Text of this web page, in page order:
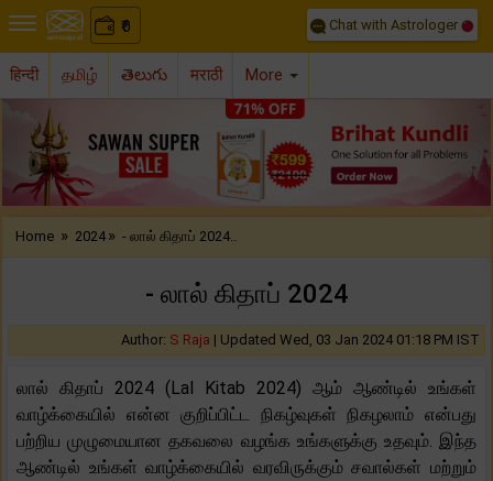
₹
0 Chat with Astrologer
हिन्दी தமிழ் తెలుగు मराठी More
Previous
Home » 2024 » - லால் கிதாப் 2024..
- லால் கிதாப் 2024
Author: S Raja | Updated Wed, 03 Jan 2024 01:18 PM IST
லால் கிதாப் 2024 (Lal Kitab 2024) ஆம் ஆண்டில் உங்கள்
வாழ்க்கையில் என்ன குறிப்பிட்ட நிகழ்வுகள் நிகழலாம் என்பது
பற்றிய முழுமையான தகவலை வழங்க உங்களுக்கு உதவும். இந்த
ஆண்டில் உங்கள் வாழ்க்கையில் வரவிருக்கும் சவால்கள் மற்றும்